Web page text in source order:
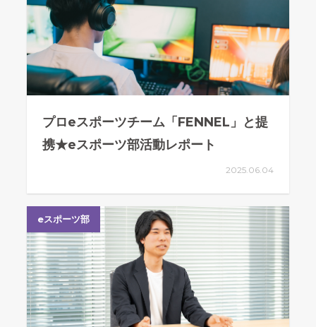
プロeスポーツチーム「FENNEL」と提
携★eスポーツ部活動レポート
2025.06.04
eスポーツ部